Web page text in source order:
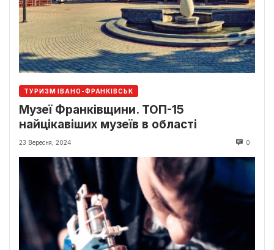
ТУРИЗМ ІВАНО-ФРАНКІВСЬК
Музеї Франківщини. ТОП-15
найцікавіших музеїв в області
23 Вересня, 2024 0